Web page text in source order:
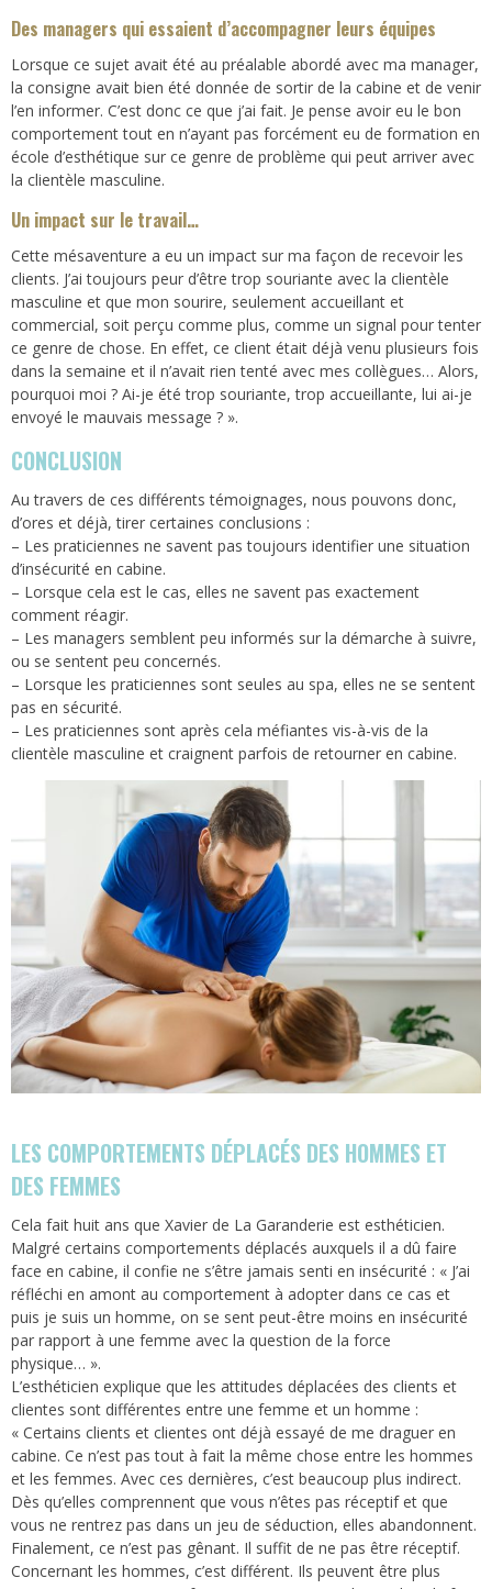
Des managers qui essaient d’accompagner leurs équipes
Lorsque ce sujet avait été au préalable abordé avec ma manager,
la consigne avait bien été donnée de sortir de la cabine et de venir
l’en informer. C’est donc ce que j’ai fait. Je pense avoir eu le bon
comportement tout en n’ayant pas forcément eu de formation en
école d’esthétique sur ce genre de problème qui peut arriver avec
la clientèle masculine.
Un impact sur le travail…
Cette mésaventure a eu un impact sur ma façon de recevoir les
clients. J’ai toujours peur d’être trop souriante avec la clientèle
masculine et que mon sourire, seulement accueillant et
commercial, soit perçu comme plus, comme un signal pour tenter
ce genre de chose. En effet, ce client était déjà venu plusieurs fois
dans la semaine et il n’avait rien tenté avec mes collègues… Alors,
pourquoi moi ? Ai-je été trop souriante, trop accueillante, lui ai-je
envoyé le mauvais message ? ».
CONCLUSION
Au travers de ces différents témoignages, nous pouvons donc,
d’ores et déjà, tirer certaines conclusions :
– Les praticiennes ne savent pas toujours identifier une situation
d’insécurité en cabine.
– Lorsque cela est le cas, elles ne savent pas exactement
comment réagir.
– Les managers semblent peu informés sur la démarche à suivre,
ou se sentent peu concernés.
– Lorsque les praticiennes sont seules au spa, elles ne se sentent
pas en sécurité.
– Les praticiennes sont après cela méfiantes vis-à-vis de la
clientèle masculine et craignent parfois de retourner en cabine.
LES COMPORTEMENTS DÉPLACÉS DES HOMMES ET
DES FEMMES
Cela fait huit ans que Xavier de La Garanderie est esthéticien.
Malgré certains comportements déplacés auxquels il a dû faire
face en cabine, il confie ne s’être jamais senti en insécurité : « J’ai
réfléchi en amont au comportement à adopter dans ce cas et
puis je suis un homme, on se sent peut-être moins en insécurité
par rapport à une femme avec la question de la force
physique… ».
L’esthéticien explique que les attitudes déplacées des clients et
clientes sont différentes entre une femme et un homme :
« Certains clients et clientes ont déjà essayé de me draguer en
cabine. Ce n’est pas tout à fait la même chose entre les hommes
et les femmes. Avec ces dernières, c’est beaucoup plus indirect.
Dès qu’elles comprennent que vous n’êtes pas réceptif et que
vous ne rentrez pas dans un jeu de séduction, elles abandonnent.
Finalement, ce n’est pas gênant. Il suffit de ne pas être réceptif.
Concernant les hommes, c’est différent. Ils peuvent être plus